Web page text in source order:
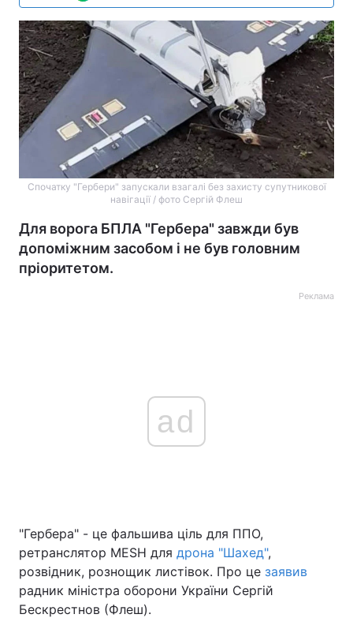
Спочатку "Гербери" запускали взагалі без захисту супутникової
навігації / фото Сергій Флеш
Для ворога БПЛА "Гербера" завжди був
допоміжним засобом і не був головним
пріоритетом.
Реклама
ad
"Гербера" - це фальшива ціль для ППО,
ретранслятор MESH для дрона "Шахед",
розвідник, рознощик листівок. Про це заявив
радник міністра оборони України Сергій
Бескрестнов (Флеш).